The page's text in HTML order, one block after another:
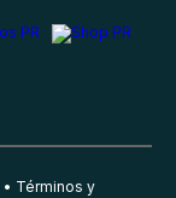
Términos y